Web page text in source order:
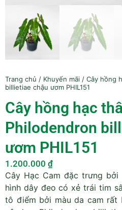
Trang chủ / Khuyến mãi / Cây hồng
billietiae chậu ươm PHIL151
Cây hồng hạc
Philodendron
ươm PHIL151
1.200.000 ₫
Cây Hạc Cam đặc trưng
hình dây đeo có xẻ trái tim
tô điểm bởi màu da cam rất